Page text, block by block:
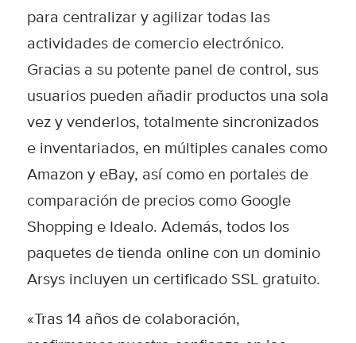
para centralizar y agilizar todas las
actividades de comercio electrónico.
Gracias a su potente panel de control, sus
usuarios pueden añadir productos una sola
vez y venderlos, totalmente sincronizados
e inventariados, en múltiples canales como
Amazon y eBay, así como en portales de
comparación de precios como Google
Shopping e Idealo. Además, todos los
paquetes de tienda online con un dominio
Arsys incluyen un certificado SSL gratuito.
«Tras 14 años de colaboración,